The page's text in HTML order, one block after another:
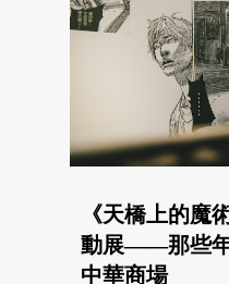
《天橋上的魔
動展——那些
中華商場